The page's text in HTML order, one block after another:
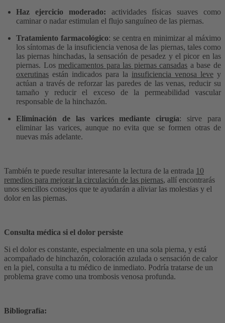
Haz ejercicio moderado: actividades físicas suaves como
caminar o nadar estimulan el flujo sanguíneo de las piernas.
Tratamiento farmacológico: se centra en minimizar al máximo
los síntomas de la insuficiencia venosa de las piernas, tales como
las piernas hinchadas, la sensación de pesadez y el picor en las
piernas. Los medicamentos para las piernas cansadas a base de
oxerutinas están indicados para la insuficiencia venosa leve y
actúan a través de reforzar las paredes de las venas, reducir su
tamaño y reducir el exceso de la permeabilidad vascular
responsable de la hinchazón.
Eliminación de las varices mediante cirugía: sirve para
eliminar las varices, aunque no evita que se formen otras de
nuevas más adelante.
También te puede resultar interesante la lectura de la entrada 10
remedios para mejorar la circulación de las piernas, allí encontrarás
unos sencillos consejos que te ayudarán a aliviar las molestias y el
dolor en las piernas.
Consulta médica si el dolor persiste
Si el dolor es constante, especialmente en una sola pierna, y está
acompañado de hinchazón, coloración azulada o sensación de calor
en la piel, consulta a tu médico de inmediato. Podría tratarse de un
problema grave como una trombosis venosa profunda.
Bibliografía: